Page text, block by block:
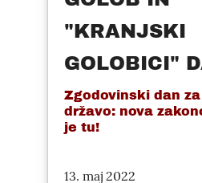
"KRANJSKI
GOLOBICI"
Zgodovinski dan
državo: nova
je tu!
13. maj 2022